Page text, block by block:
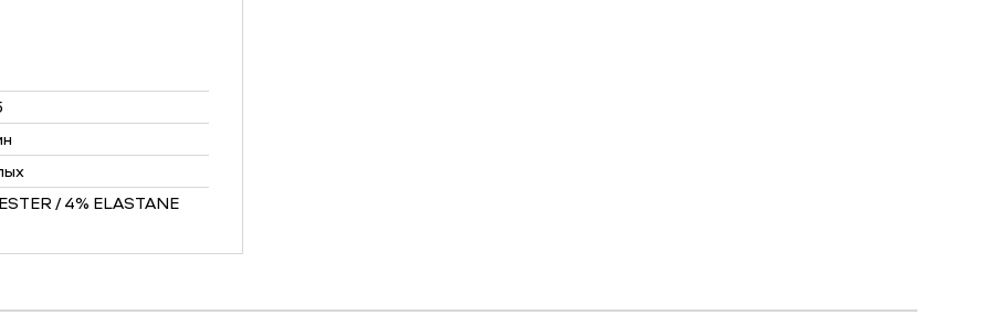
/ 4% ELASTANE